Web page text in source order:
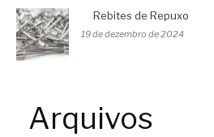
Rebites de Repuxo
19 de dezembro de 2024
Arquivos